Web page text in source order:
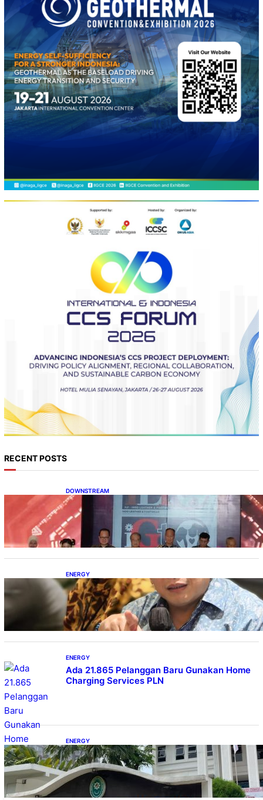
RECENT POSTS
DOWNSTREAM
Terbuka, Peluang Usaha bagi IKM Alas Kaki
Lokal
ENERGY
IESR: Kepemimpinan Terpadu jadi Kunci
Percepatan PLTS 100 GW
ENERGY
Ada 21.865 Pelanggan Baru Gunakan Home
Charging Services PLN
ENERGY
Koalisi Bersihkan Indonesia Ajukan Banding
atas Putusan Gugatan RUPTL